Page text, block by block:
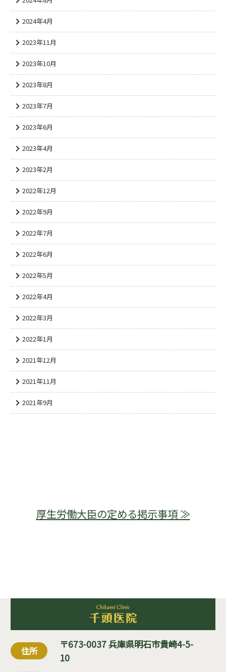
2024年4月
2023年11月
2023年10月
2023年8月
2023年7月
2023年6月
2023年4月
2023年2月
2022年12月
2022年9月
2022年7月
2022年6月
2022年5月
2022年4月
2022年3月
2022年1月
2021年12月
2021年11月
2021年9月
厚生労働大臣の定める掲示事項 ≫
住所
〒673-0037 兵庫県明石市貴崎4-5-
10